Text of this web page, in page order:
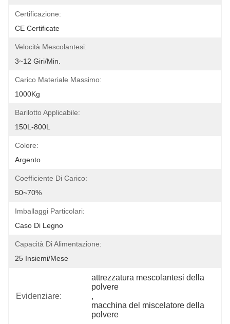
Certificazione:
CE Certificate
Velocità Mescolantesi:
3~12 Giri/min.
Carico Materiale Massimo:
1000Kg
Barilotto Applicabile:
150L-800L
Colore:
Argento
Coefficiente Di Carico:
50~70%
Imballaggi Particolari:
Caso Di Legno
Capacità Di Alimentazione:
25 Insiemi/mese
Evidenziare:
attrezzatura mescolantesi della
polvere
,
macchina del miscelatore della
polvere